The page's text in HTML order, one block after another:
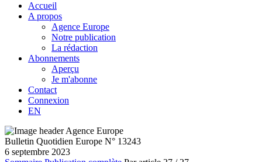
Accueil
A propos
Agence Europe
Notre publication
La rédaction
Abonnements
Aperçu
Je m'abonne
Contact
Connexion
EN
Bulletin Quotidien Europe N° 13243
6 septembre 2023